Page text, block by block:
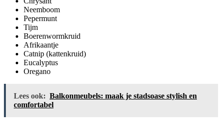
Neemboom
Pepermunt
Tijm
Boerenwormkruid
Afrikaantje
Catnip (kattenkruid)
Eucalyptus
Oregano
Lees ook: Balkonmeubels: maak je stadsoase stylish en
comfortabel